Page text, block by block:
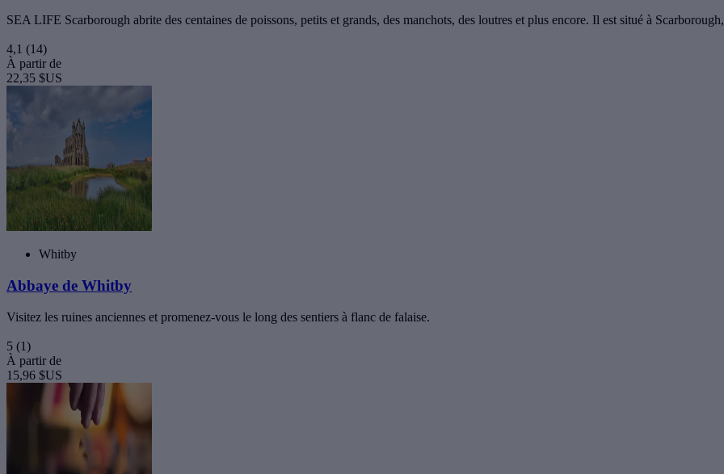
SEA LIFE Scarborough abrite des centaines de poissons, petits et grands, des manchots, des loutres et plus encore. Il est situé à
4,1 (14)
À partir de
22,35 $US
Whitby
Abbaye de Whitby
Visitez les ruines anciennes et promenez-vous le long des sentiers à flanc de falaise.
5 (1)
À partir de
15,96 $US